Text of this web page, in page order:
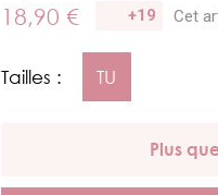
18,90 € +19 Cet
Tailles : TU
Plus